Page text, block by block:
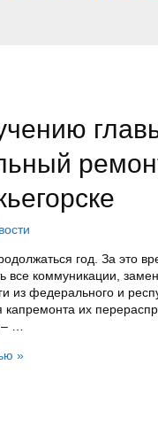
год. За это
все коммуникации,
из федерального и
капремонта их
– …
»